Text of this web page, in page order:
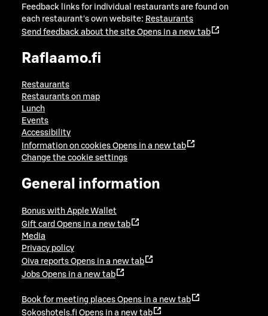
Feedback links for individual restaurants are found on
each restaurant's own website: Restaurants
Send feedback about the site Opens in a new tab
Raflaamo.fi
Restaurants
Restaurants on map
Lunch
Events
Accessibility
Information on cookies Opens in a new tab
Change the cookie settings
General information
Bonus with Apple Wallet
Gift card Opens in a new tab
Media
Privacy policy
Oiva reports Opens in a new tab
Jobs Opens in a new tab
Book for meeting places Opens in a new tab
Sokoshotels.fi Opens in a new tab